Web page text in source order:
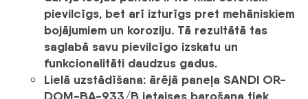
pievilcīgs, bet arī izturīgs pret mehāniskiem
bojājumiem un koroziju. Tā rezultātā tas
saglabā savu pievilcīgo izskatu un
funkcionalitāti daudzus gadus.
Lielā uzstādīšana: ārējā paneļa SANDI OR-